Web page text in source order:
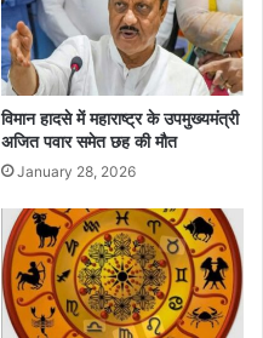
विमान हादसे में महाराष्ट्र के उपमुख्यमंत्री
अजित पवार समेत छह की मौत
January 28, 2026